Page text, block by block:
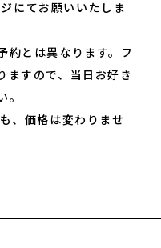
にてお願いいたしま
約とは異なります。フ
ますので、当日お好き
。
、価格は変わりませ